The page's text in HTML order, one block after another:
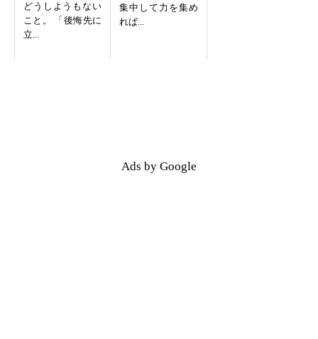
どうしようもない
こと。 「後悔先に
立...
集中して力を集め
れば...
Ads by Google